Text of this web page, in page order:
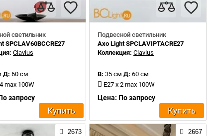
светильник
SPCLAV60BCCRE27
Clavius
Д: 60 см
max 100W
запросу
Купить
Подвесной светильник
Axo Light SPCLAVIPTACRE27
Коллекция: Clavius
В: 35 см Д: 60 см
E27 х 2 max 100W
Цена: По запросу
Купить
2673 2667